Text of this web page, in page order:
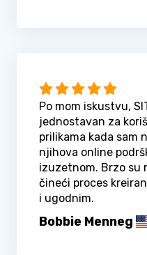
Po mom iskustvu,
jednostavan za
prilikama kada sam
njihova online
izuzetnom. Brzo su
čineći proces
i ugodnim.
Bobbie Menneg